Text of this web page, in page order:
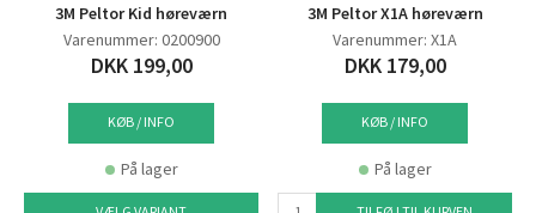
3M Peltor Kid høreværn
Varenummer: 0200900
DKK 199,00
KØB / INFO
På lager
3M Peltor X1A høreværn
Varenummer: X1A
DKK 179,00
KØB / INFO
På lager